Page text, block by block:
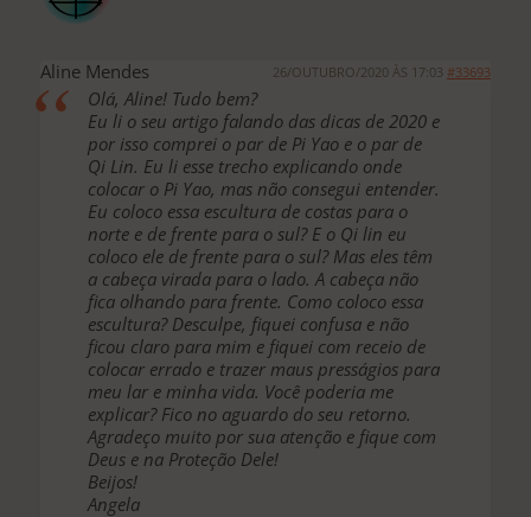
Aline Mendes 26/OUTUBRO/2020 ÀS 17:03 #33693
Olá, Aline! Tudo bem?
Eu li o seu artigo falando das dicas de 2020 e
por isso comprei o par de Pi Yao e o par de
Qi Lin. Eu li esse trecho explicando onde
colocar o Pi Yao, mas não consegui entender.
Eu coloco essa escultura de costas para o
norte e de frente para o sul? E o Qi lin eu
coloco ele de frente para o sul? Mas eles têm
a cabeça virada para o lado. A cabeça não
fica olhando para frente. Como coloco essa
escultura? Desculpe, fiquei confusa e não
ficou claro para mim e fiquei com receio de
colocar errado e trazer maus presságios para
meu lar e minha vida. Você poderia me
explicar? Fico no aguardo do seu retorno.
Agradeço muito por sua atenção e fique com
Deus e na Proteção Dele!
Beijos!
Angela